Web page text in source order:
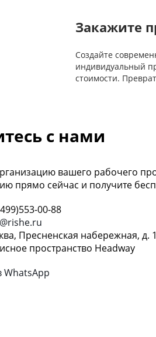
Закажите
Создайте
индивидуальный
стоимости.
вашего рабочего
прямо сейчас и получите
00-88
Пресненская набережная,
пространство Headway
WhatsApp
с нами